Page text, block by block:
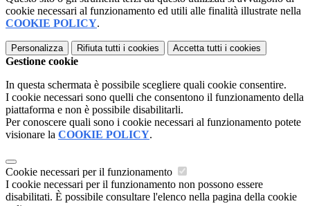
cookie necessari al funzionamento ed utili alle finalità illustrate nella
COOKIE POLICY.
Personalizza Rifiuta tutti i cookies Accetta tutti i cookies
Gestione cookie
In questa schermata è possibile scegliere quali cookie consentire.
I cookie necessari sono quelli che consentono il funzionamento della
piattaforma e non è possibile disabilitarli.
Per conoscere quali sono i cookie necessari al funzionamento potete
visionare la COOKIE POLICY.
Cookie necessari per il funzionamento
I cookie necessari per il funzionamento non possono essere
disabilitati. È possibile consultare l'elenco nella pagina della cookie